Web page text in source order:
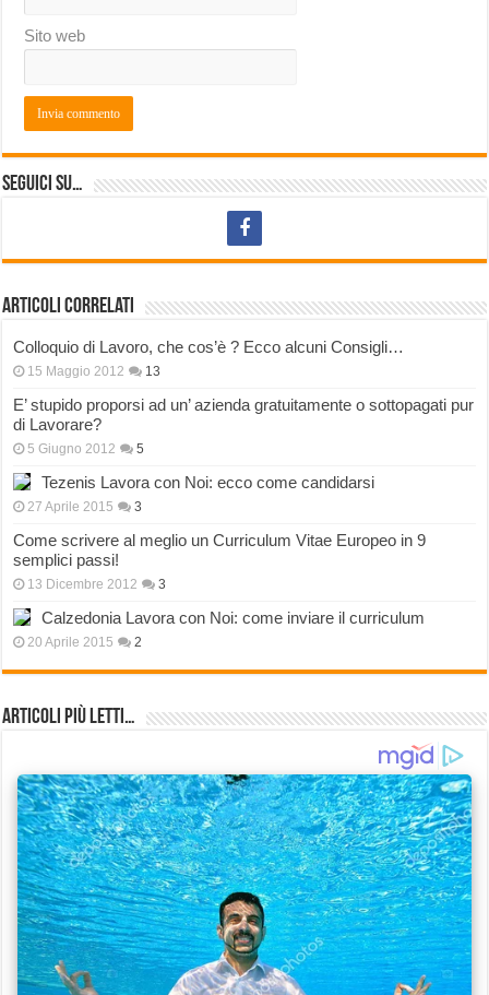
Sito web
Seguici su…
Articoli correlati
Colloquio di Lavoro, che cos’è ? Ecco alcuni Consigli…
15 Maggio 2012 13
E’ stupido proporsi ad un’ azienda gratuitamente o sottopagati pur
di Lavorare?
5 Giugno 2012 5
Tezenis Lavora con Noi: ecco come candidarsi
27 Aprile 2015 3
Come scrivere al meglio un Curriculum Vitae Europeo in 9
semplici passi!
13 Dicembre 2012 3
Calzedonia Lavora con Noi: come inviare il curriculum
20 Aprile 2015 2
Articoli più Letti…